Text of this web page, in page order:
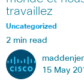
travaillez
Uncategorized
2 min read
15 May